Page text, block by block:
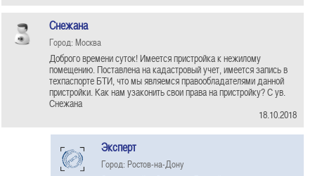
Снежана
Город: Москва
Доброго времени суток! Имеется пристройка к нежилому
помещению. Поставлена на кадастровый учет, имеется запись в
техпаспорте БТИ, что мы являемся правообладателями данной
пристройки. Как нам узаконить свои права на пристройку? С ув.
Снежана
18.10.2018
Эксперт
Город: Ростов-на-Дону